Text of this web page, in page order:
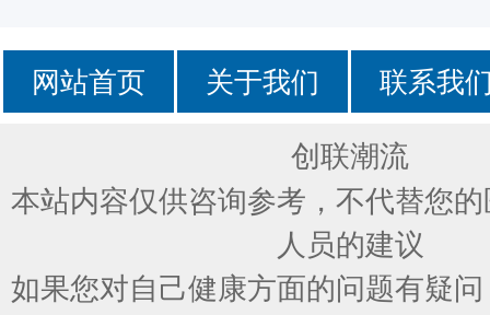
网站首页 关于我们 联系我
创联潮流
本站内容仅供咨询参考，不代替您
人员的建议
如果您对自己健康方面的问题有疑